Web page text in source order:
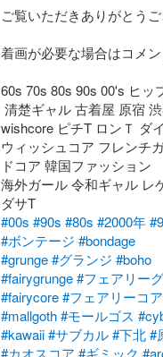
ご覧いただきありがとうご
着画が必要な場合はコメ
60s 70s 80s 90s 00's ヒッ
wishcore ピチT ロンＴ ダ
ウィッシュコア フレンチ
ドコア 韓国ファッション
海外ガール 令和ギャル レ
ダサT
#00s #90s #80s #2000年
#ボンテージ #bondage
#grunge #グランジ #boho
#fairygrunge #フェアリー
#fairycore #フェアリーコア
#mallgoth #モールゴス
#kawaii #サブカル #下北 #
#カオスコア #ギミック